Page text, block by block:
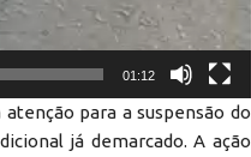
01:12
para a suspensão do
já demarcado. A ação